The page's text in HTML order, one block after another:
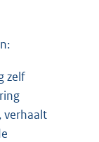
zelf
verhaalt